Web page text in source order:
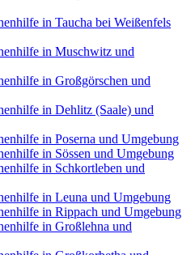
in Taucha bei Weißenfels
in Muschwitz und
in Großgörschen und
in Dehlitz (Saale) und
in Poserna und Umgebung
in Sössen und Umgebung
in Schkortleben und
in Leuna und Umgebung
in Rippach und Umgebung
in Großlehna und